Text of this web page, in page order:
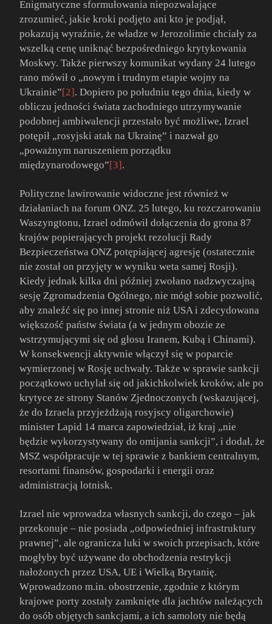
Enigmatyczne sformułowania niepozwalające
zrozumieć, jakie kroki podjęto ani kto je podjął,
pokazują wyraźnie, że władze w Jerozolimie chciały za
wszelką cenę uniknąć bezpośredniego krytykowania
Moskwy. Także pierwszy komunikat wydany 24 lutego
rano mówił o „nowym i trudnym etapie wojny na
Ukrainie”[2] . Dopiero po południu tego dnia, kiedy w
obliczu jedności świata zachodniego utrzymywanie
podobnej ambiwalencji przestało być możliwe, Izrael
potępił „rosyjski atak na Ukrainę” i nazwał go
„poważnym naruszeniem porządku
międzynarodowego”[3] .
Polityczne lawirowanie widoczne jest również w
działaniach na forum ONZ. 25 lutego, ku rozczarowaniu
Waszyngtonu, Izrael odmówił dołączenia do grona 87
krajów popierających projekt rezolucji Rady
Bezpieczeństwa ONZ potępiającej agresję (ostatecznie
nie został on przyjęty w wyniku weta samej Rosji).
Kiedy jednak kilka dni później zwołano nadzwyczajną
sesję Zgromadzenia Ogólnego, nie mógł sobie pozwolić,
aby znaleźć się po innej stronie niż USA i zdecydowana
większość państw świata (a w jednym obozie ze
wstrzymującymi się od głosu Iranem, Kubą i Chinami).
W konsekwencji aktywnie włączył się w poparcie
wymierzonej w Rosję uchwały. Także w sprawie sankcji
początkowo uchylał się od jakichkolwiek kroków, ale po
krytyce ze strony Stanów Zjednoczonych (wskazującej,
że do Izraela przyjeżdżają rosyjscy oligarchowie)
minister Lapid 14 marca zapowiedział, iż kraj „nie
będzie wykorzystywany do omijania sankcji”, i dodał, że
MSZ współpracuje w tej sprawie z bankiem centralnym,
resortami finansów, gospodarki i energii oraz
administracją lotnisk.
Izrael nie wprowadza własnych sankcji, do czego – jak
przekonuje – nie posiada „odpowiedniej infrastruktury
prawnej”, ale ogranicza luki w swoich przepisach, które
mogłyby być używane do obchodzenia restrykcji
nałożonych przez USA, UE i Wielką Brytanię.
Wprowadzono m.in. obostrzenie, zgodnie z którym
krajowe porty zostały zamknięte dla jachtów należących
do osób objętych sankcjami, a ich samoloty nie będą